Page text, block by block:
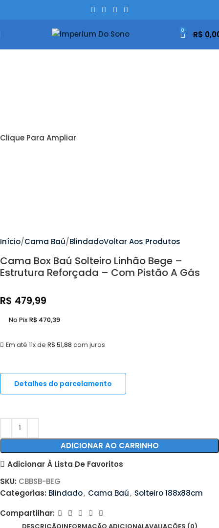
0 R$
Clique Para Ampliar
Início Cama Baú BlindadoVoltar Aos Produtos
Cama Box Baú Solteiro Linhão Bege –
Estrutura Reforçada – Com Pistão A Gás
R$ 479,99
Em até 11x de R$ 51,88 com juros
No Pix R$470,39
Detalhes do parcelamento
ADICIONAR AO CARRINHO
Adicionar À Lista De Favoritos
SKU: CBBSB-BEG
Categorias: Blindado, Cama Baú, Solteiro 188x88cm
Compartilhar:
DESCRIÇÃOINFORMAÇÃO ADICIONALAVALIAÇÕES (0)